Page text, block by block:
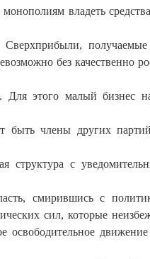
владеть
Сверхприбыли,
без качественно
Для этого малый бизнес
быть члены других
структура с
смирившись с
сил, которые
освободительное